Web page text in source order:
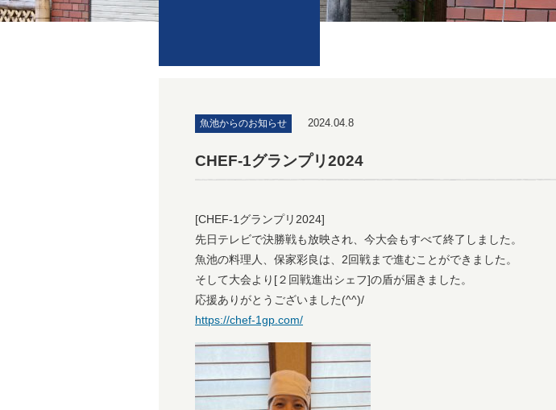
魚池からのお知らせ 2024.04.8
CHEF-1グランプリ2024
[CHEF-1グランプリ2024]
先日テレビで決勝戦も放映され、今大会もすべて終了しました。
魚池の料理人、保家彩良は、2回戦まで進むことができました。
そして大会より[２回戦進出シェフ]の盾が届きました。
応援ありがとうございました(^^)/
https://chef-1gp.com/